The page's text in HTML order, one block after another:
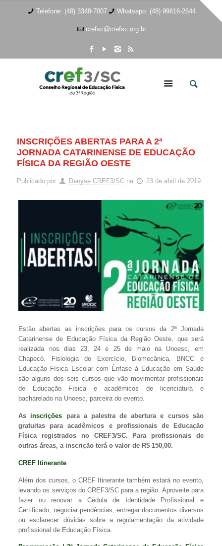
Telefone: (48) 3348-7007 Whatsapp: (48) 99616-2644
crefsc@crefsc.org.br
INSCRIÇÕES ABERTAS PARA A 2ª
JORNADA CATARINENSE DE EDUCAÇÃO
FÍSICA DA REGIÃO OESTE
Publicado por Denyse CREF3/SC na 23 de abril de 2019
Estão abertas as inscrições para os cursos da 2ª Jornada
Catarinense de Educação Física da Região Oeste, que será
realizada nos dias 23, 24 e 25 de maio na Unoesc, em
Chapecó. Fisiologia do Exercício, Biomecânica, BNCC e
Educação Física Escolar com Ênfase à Educação em Saúde
são alguns dos seis cursos que vão movimentar profissionais
de Educação Física e acadêmicos de licenciatura e
bacharelado na Unoesc, parceira do evento.
As inscrições para a palestra de abertura e cursos são
gratuitas para acadêmicos e profissionais de Educação
Física registrados no CREF3/SC. Para profissionais de
outras áreas, a inscrição terá o valor de R$ 150,00.
CREF Itinerante
Além dos cursos, o CREF Itinerante também estará no evento,
levando os serviços do CREF3/SC para a região. Aproveite para
fazer ou renovar a Cédula de Identidade Profissional e
Certificado, negociar pendências, entregar documentos diversos
ou esclarecer dúvidas sobre a regulamentação da atividade
profissional de Educação Física.